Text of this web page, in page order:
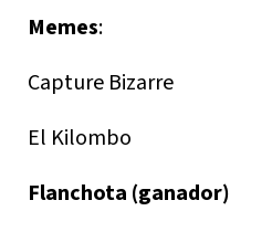
Memes:
Capture Bizarre
El Kilombo
Flanchota (ganador)